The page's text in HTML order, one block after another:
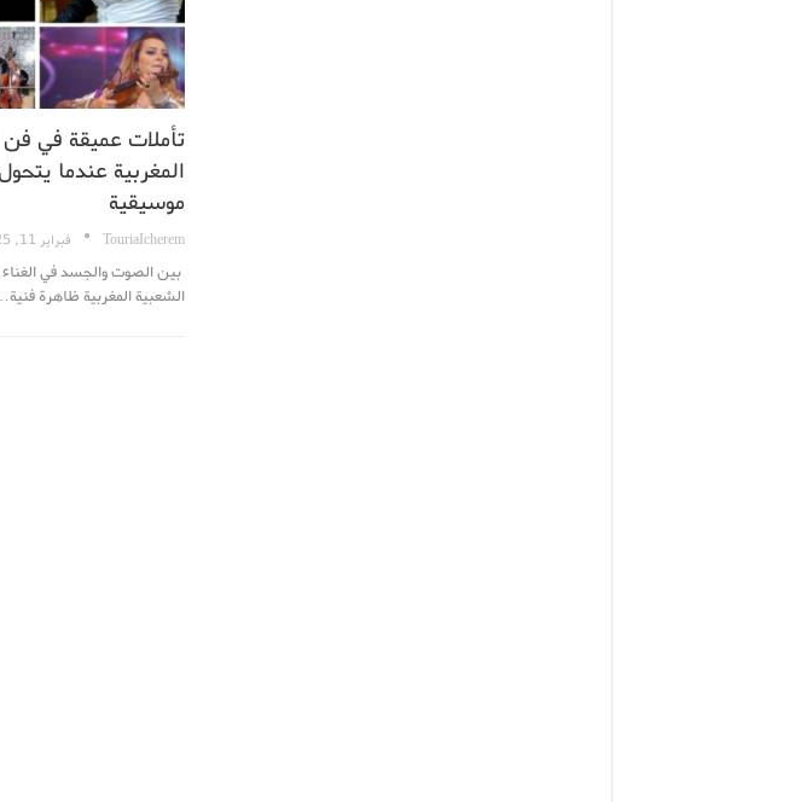
تأملات عميقة في فن
المغربية عندما
موسيقية
TouriaIcherem فبراير 11, 2025
بين الصوت والجسد في الغناء
الشعبية المغربية ظاهرة